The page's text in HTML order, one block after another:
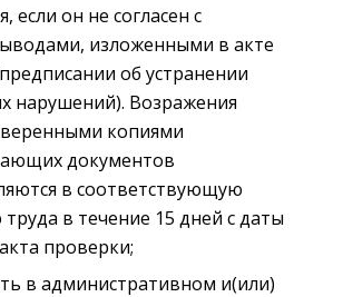
если он не согласен с
изложенными в акте
об устранении
нарушений). Возражения
копиями
документов
в соответствующую
в течение 15 дней с даты
проверки;
в административном и(или)